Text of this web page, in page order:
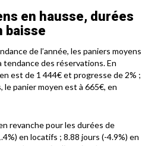
en hausse, durées
baisse
de l’année, les paniers moyens
tendance des réservations. En
est de 1 444€ et progresse de 2% ;
le panier moyen est à 665€, en
revanche pour les durées de
en locatifs ; 8.88 jours (-4.9%) en